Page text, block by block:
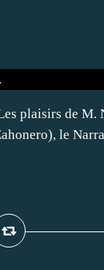
plaisirs de M.
le